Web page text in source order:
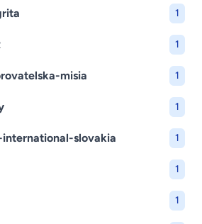
1
1
misia 1
1
slovakia 1
1
1